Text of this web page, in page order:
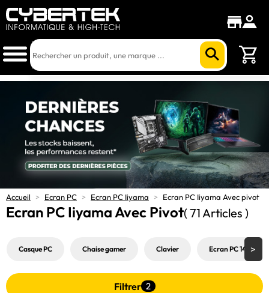
Accueil > Ecran PC > Ecran PC Iiyama > Ecran PC Iiyama Avec pivot
Ecran PC Iiyama Avec Pivot( 71 Articles )
Casque PC Chaise gamer Clavier Ecran PC 144Hz
Filtrer 2